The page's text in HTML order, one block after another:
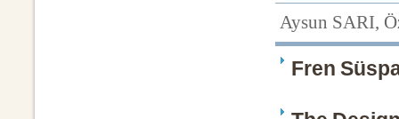
Aysun SARI,
Fren